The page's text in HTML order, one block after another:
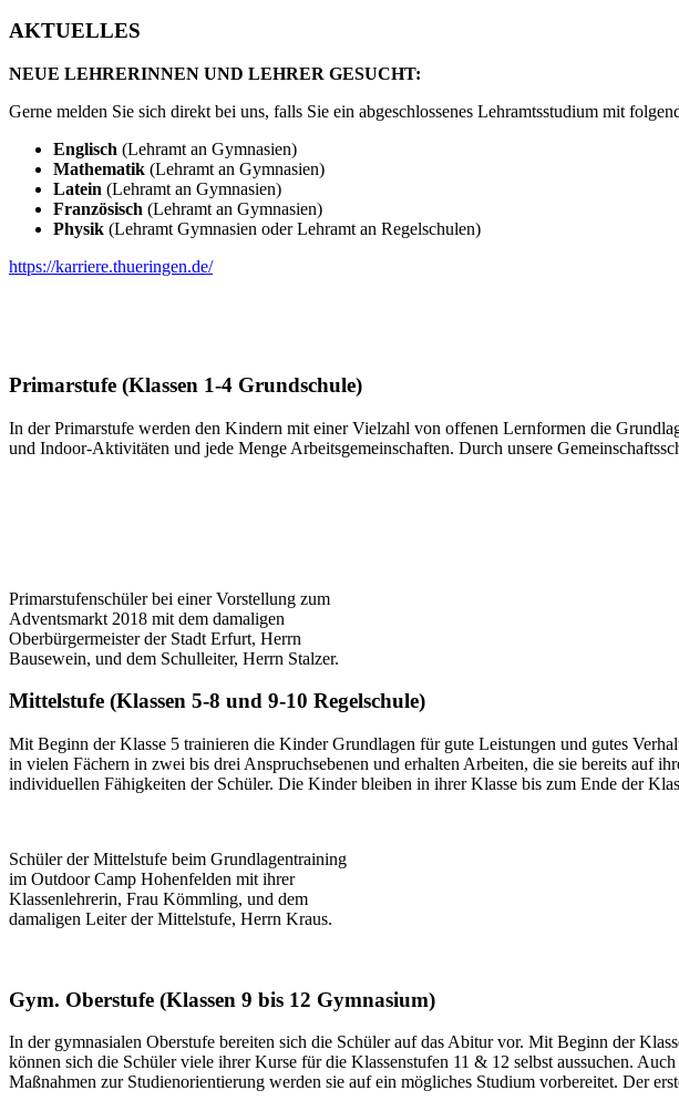
AKTUELLES
NEUE LEHRERINNEN UND LEHRER GESUCHT:
Gerne melden Sie sich direkt bei uns, falls Sie ein abgeschlossenes Lehramtsstudium mit
Englisch (Lehramt an Gymnasien)
Mathematik (Lehramt an Gymnasien)
Latein (Lehramt an Gymnasien)
Französisch (Lehramt an Gymnasien)
Physik (Lehramt Gymnasien oder Lehramt an Regelschulen)
https://karriere.thueringen.de/
Primarstufe (Klassen 1-4 Grundschule)
In der Primarstufe werden den Kindern mit einer Vielzahl von offenen Lernformen die
und Indoor-Aktivitäten und jede Menge Arbeitsgemeinschaften. Durch unsere
Primarstufenschüler bei einer Vorstellung zum
Adventsmarkt 2018 mit dem damaligen
Oberbürgermeister der Stadt Erfurt, Herrn
Bausewein, und dem Schulleiter, Herrn Stalzer.
Mittelstufe (Klassen 5-8 und 9-10 Regelschule)
Mit Beginn der Klasse 5 trainieren die Kinder Grundlagen für gute Leistungen und gutes
in vielen Fächern in zwei bis drei Anspruchsebenen und erhalten Arbeiten, die sie bereits auf
individuellen Fähigkeiten der Schüler. Die Kinder bleiben in ihrer Klasse bis zum Ende der
Schüler der Mittelstufe beim Grundlagentraining
im Outdoor Camp Hohenfelden mit ihrer
Klassenlehrerin, Frau Kömmling, und dem
damaligen Leiter der Mittelstufe, Herrn Kraus.
Gym. Oberstufe (Klassen 9 bis 12 Gymnasium)
In der gymnasialen Oberstufe bereiten sich die Schüler auf das Abitur vor. Mit Beginn der
können sich die Schüler viele ihrer Kurse für die Klassenstufen 11 & 12 selbst aussuchen.
Maßnahmen zur Studienorientierung werden sie auf ein mögliches Studium vorbereitet. Der